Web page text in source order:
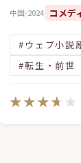
中国/2024 コメデ
#ウェブ小説
#転生・前世
★★★★★
★★★★★